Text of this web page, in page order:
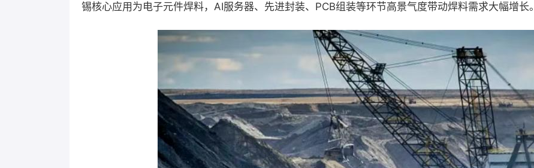
锡核心应用为电子元件焊料，AI服务器、先进封装、PCB组装等环节高景气度带动焊料需求大幅增长。